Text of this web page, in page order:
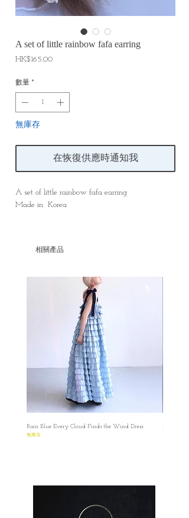
A set of little rainbow fafa earring
HK$165.00價
數量 *
無庫存
在恢復供應時通知我
A set of little rainbow fafa earring
Made in Korea
相關產品
Rain Blue Every Cloud Finds the Wind Dress
無庫存
Ivory
無庫存